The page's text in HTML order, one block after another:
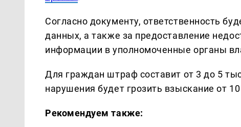
Согласно документу, ответственность
данных, а также за предоставление
информации в уполномоченные органы
Для граждан штраф составит от 3 до 5
нарушения будет грозить взыскание от
Рекомендуем также: